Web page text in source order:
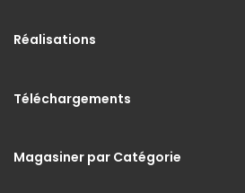
Réalisations
Téléchargements
Magasiner par Catégorie